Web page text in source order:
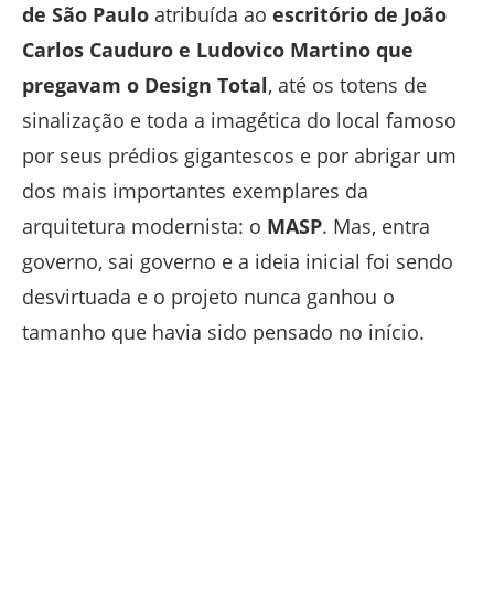
de São Paulo atribuída ao escritório de João
Carlos Cauduro e Ludovico Martino que
pregavam o Design Total, até os totens de
sinalização e toda a imagética do local famoso
por seus prédios gigantescos e por abrigar um
dos mais importantes exemplares da
arquitetura modernista: o MASP. Mas, entra
governo, sai governo e a ideia inicial foi sendo
desvirtuada e o projeto nunca ganhou o
tamanho que havia sido pensado no início.